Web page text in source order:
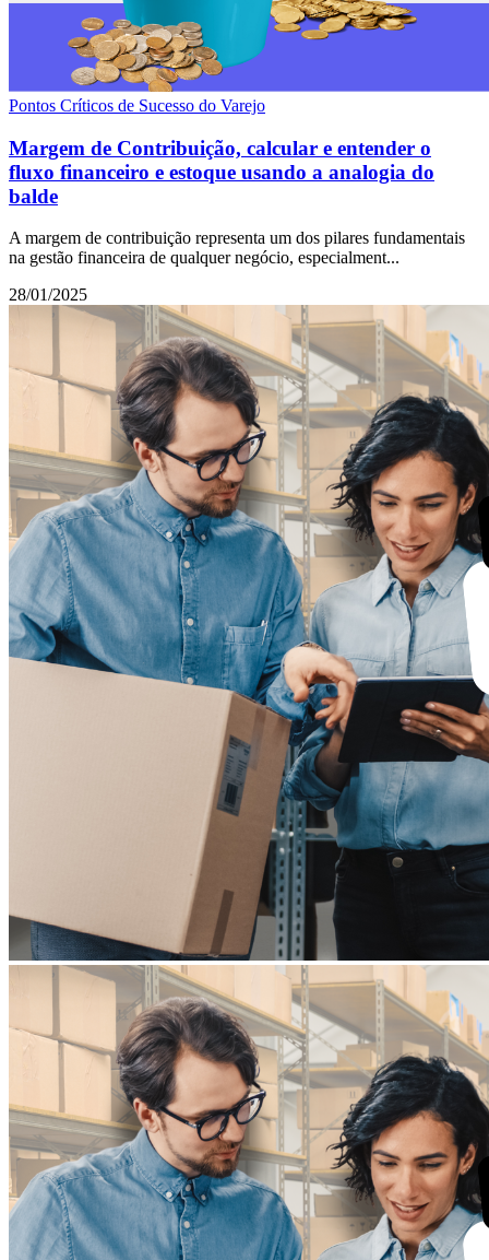
Pontos Críticos de Sucesso do Varejo
Margem de Contribuição, calcular e entender o
fluxo financeiro e estoque usando a analogia do
balde
A margem de contribuição representa um dos pilares fundamentais
na gestão financeira de qualquer negócio, especialment...
28/01/2025